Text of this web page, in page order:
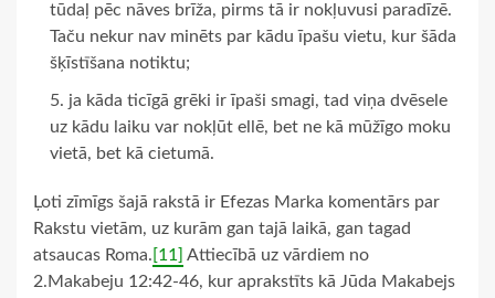
tūdaļ pēc nāves brīža, pirms tā ir nokļuvusi paradīzē.
Taču nekur nav minēts par kādu īpašu vietu, kur šāda
šķīstīšana notiktu;
ja kāda ticīgā grēki ir īpaši smagi, tad viņa dvēsele
uz kādu laiku var nokļūt ellē, bet ne kā mūžīgo moku
vietā, bet kā cietumā.
Ļoti zīmīgs šajā rakstā ir Efezas Marka komentārs par
Rakstu vietām, uz kurām gan tajā laikā, gan tagad
atsaucas Roma. [11] Attiecībā uz vārdiem no
2.Makabeju 12:42-46, kur aprakstīts kā Jūda Makabejs